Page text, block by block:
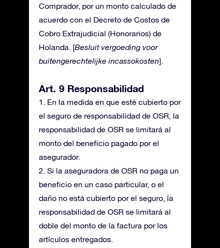
Comprador, por un monto calculado de
acuerdo con el Decreto de Costos de
Cobro Extrajudicial (Honorarios) de
Holanda. [Besluit vergoeding voor
buitengerechtelijke incassokosten].
Art. 9 Responsabilidad
1. En la medida en que esté cubierto por
el seguro de responsabilidad de OSR, la
responsabilidad de OSR se limitará al
monto del beneficio pagado por el
asegurador.
2. Si la aseguradora de OSR no paga un
beneficio en un caso particular, o el
daño no está cubierto por el seguro, la
responsabilidad de OSR se limitará al
doble del monto de la factura por los
artículos entregados.